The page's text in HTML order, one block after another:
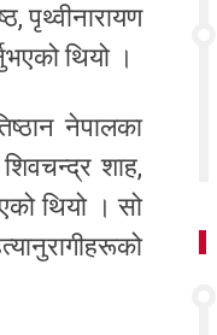
पृथ्वीनारायण
थियो ।
नेपालका
शाह,
थियो । सो